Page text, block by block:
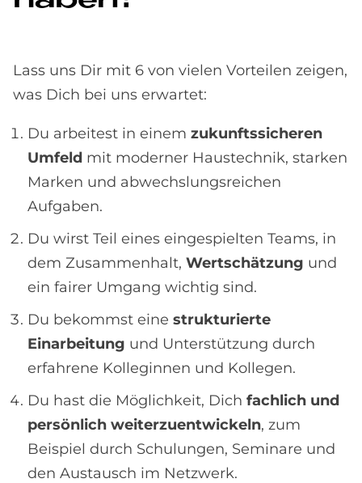
Lass uns Dir mit 6 von vielen Vorteilen zeigen,
was Dich bei uns erwartet:
Du arbeitest in einem zukunftssicheren
Umfeld mit moderner Haustechnik, starken
Marken und abwechslungsreichen
Aufgaben.
Du wirst Teil eines eingespielten Teams, in
dem Zusammenhalt, Wertschätzung und
ein fairer Umgang wichtig sind.
Du bekommst eine strukturierte
Einarbeitung und Unterstützung durch
erfahrene Kolleginnen und Kollegen.
Du hast die Möglichkeit, Dich fachlich und
persönlich weiterzuentwickeln, zum
Beispiel durch Schulungen, Seminare und
den Austausch im Netzwerk.